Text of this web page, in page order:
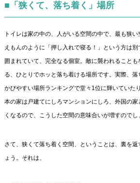
■「狭くて、落ち着く」場所
トイレは家の中の、人がいる空間の中で、最も狭
えもんのように「押し入れで寝る！」という方は
囲まれていて、完全なる個室。敵に襲われること
る、ひとりでホッと落ち着ける場所です。実際、
かびやすい場所ランキングで堂々1位に輝いていた
本の家は戸建てにしろマンションにしろ、外国の
くなるので、こうした空間の意味合いが増すのでし
さて、狭くて落ち着く空間、ということは、裏を
ょう。それは、